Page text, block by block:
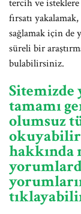
tercih ve isteklere
fırsatı
sağlamak için de
süreli bir
bulabilirsiniz.
Sitemizde
tamamı
olumsuz